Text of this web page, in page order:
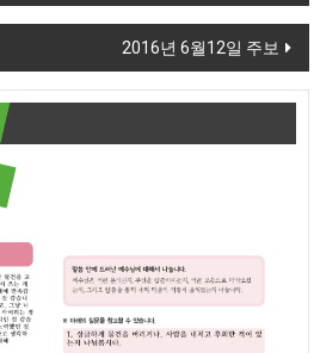
2016년 6월12일 주보